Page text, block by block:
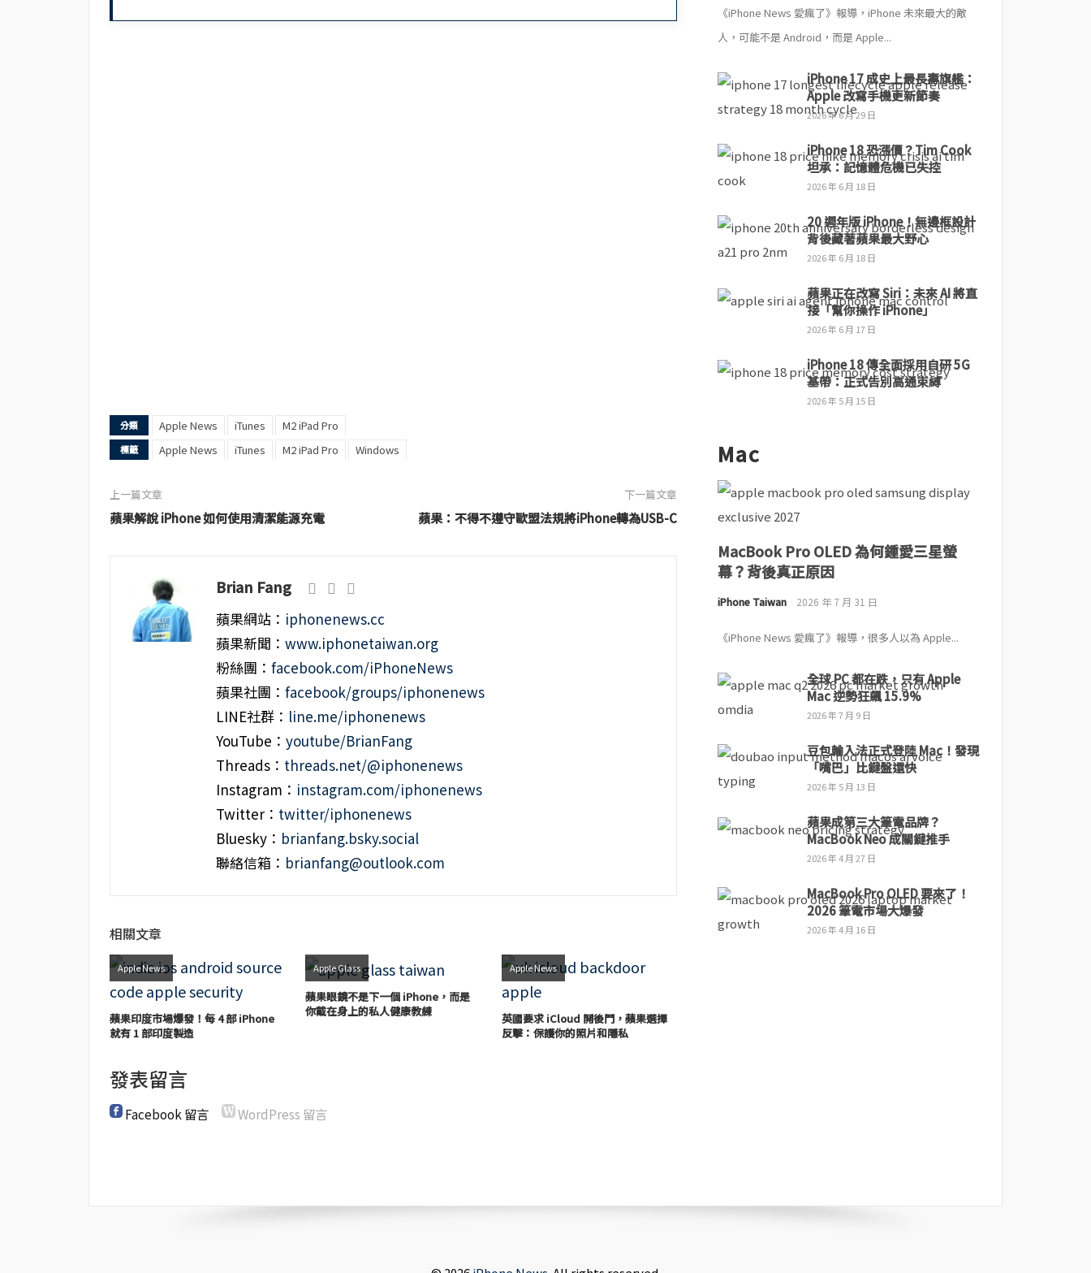
分類 Apple News iTunes M2 iPad Pro
標籤 Apple News iTunes M2 iPad Pro Windows
上一篇文章
蘋果解說 iPhone 如何使用清潔能源充電
下一篇文章
蘋果：不得不遵守歐盟法規將iPhone轉為USB-C
Brian Fang
蘋果網站： iphonenews.cc
蘋果新聞： www.iphonetaiwan.org
粉絲團： facebook.com/iPhoneNews
蘋果社團： facebook/groups/iphonenews
LINE社群： line.me/iphonenews
YouTube： youtube/BrianFang
Threads： threads.net/@iphonenews
Instagram： instagram.com/iphonenews
Twitter： twitter/iphonenews
Bluesky： brianfang.bsky.social
聯絡信箱： brianfang@outlook.com
相關文章
Apple News
蘋果印度市場爆發！每 4 部 iPhone
就有 1 部印度製造
Apple Glass
蘋果眼鏡不是下一個 iPhone，而是
你戴在身上的私人健康教練
Apple News
英國要求 iCloud 開後門，蘋果選擇
反擊：保護你的照片和隱私
發表留言
Facebook 留言 WordPress 留言
《iPhone News 愛瘋了》報導，iPhone 未來最大的敵
人，可能不是 Android，而是 Apple...
iPhone 17 成史上最長壽旗艦：
Apple 改寫手機更新節奏
2026 年 6 月 29 日
iPhone 18 恐漲價？Tim Cook
坦承：記憶體危機已失控
2026 年 6 月 18 日
20 週年版 iPhone！無邊框設計
背後藏著蘋果最大野心
2026 年 6 月 18 日
蘋果正在改寫 Siri：未來 AI 將直
接「幫你操作 iPhone」
2026 年 6 月 17 日
iPhone 18 傳全面採用自研 5G
基帶：正式告別高通束縛
2026 年 5 月 15 日
Mac
MacBook Pro OLED 為何鍾愛三星螢
幕？背後真正原因
iPhone Taiwan 2026 年 7 月 31 日
《iPhone News 愛瘋了》報導，很多人以為 Apple...
全球 PC 都在跌，只有 Apple
Mac 逆勢狂飆 15.9%
2026 年 7 月 9 日
豆包輸入法正式登陸 Mac！發現
「嘴巴」比鍵盤還快
2026 年 5 月 13 日
蘋果成第三大筆電品牌？
MacBook Neo 成關鍵推手
2026 年 4 月 27 日
MacBook Pro OLED 要來了！
2026 筆電市場大爆發
2026 年 4 月 16 日